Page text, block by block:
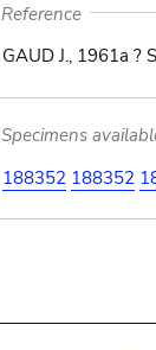
Reference
GAUD J., 1961a ?
Specimens
188352 188352